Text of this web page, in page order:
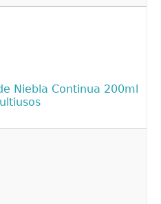
Niebla Continua 200ml